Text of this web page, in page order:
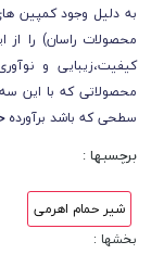
به دلیل وجود کمپین
محصولات راسان) را
کیفیت،زیبایی و
محصولاتی که با این
سطحی که باشد برآورده
برچسبها :
شیر حمام اهرمی
بخشها :